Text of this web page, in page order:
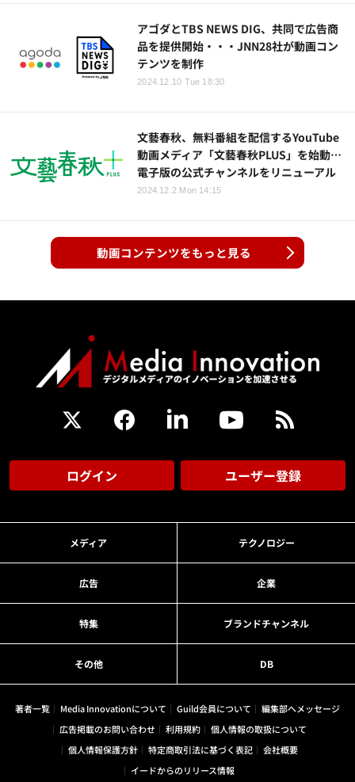
アゴダとTBS NEWS DIG、共同で広告商
品を提供開始・・・JNN28社が動画コン
テンツを制作
2024.12.10 Tue 18:30
文藝春秋、無料番組を配信するYouTube
動画メディア「文藝春秋PLUS」を始動…
電子版の公式チャンネルをリニューアル
2024.12.2 Mon 14:15
動画コンテンツをもっと見る
ログイン ユーザー登録
メディア テクノロジー
広告 企業
特集 ブランドチャンネル
その他 DB
著者一覧 Media Innovationについて Guild会員について
編集部へメッセージ
広告掲載のお問い合わせ
利用規約
個人情報の取扱について
個人情報保護方針
特定商取引法に基づく表記
会社概要
イードからのリリース情報